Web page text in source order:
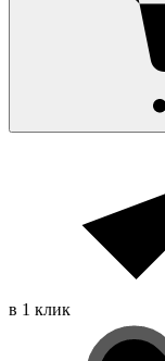
в 1 клик